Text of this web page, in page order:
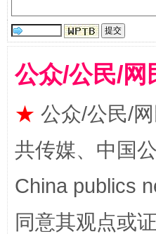
全民健身五年计划来了
公众/公民/网
★ 公众/公民/
共传媒、中国
China publics
同意其观点或